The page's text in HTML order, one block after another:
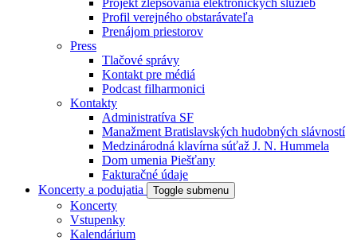
Projekt zlepšovania elektronických služieb
Profil verejného obstarávateľa
Prenájom priestorov
Press
Tlačové správy
Kontakt pre médiá
Podcast filharmonici
Kontakty
Administratíva SF
Manažment Bratislavských hudobných slávností
Medzinárodná klavírna súťaž J. N. Hummela
Dom umenia Piešťany
Fakturačné údaje
Koncerty a podujatia
Toggle submenu
Koncerty
Vstupenky
Kalendárium